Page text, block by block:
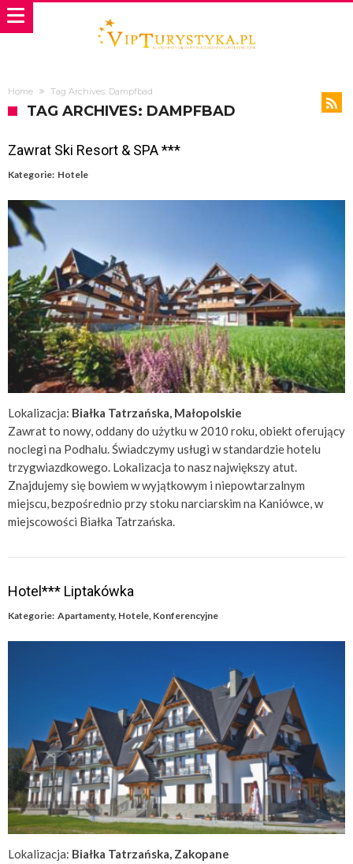
Home Tag Archives: Dampfbad
TAG ARCHIVES: DAMPFBAD
Zawrat Ski Resort & SPA ***
Kategorie: Hotele
Lokalizacja: Białka Tatrzańska, Małopolskie
Zawrat to nowy, oddany do użytku w 2010 roku, obiekt oferujący
noclegi na Podhalu. Świadczymy usługi w standardzie hotelu
trzygwiazdkowego. Lokalizacja to nasz największy atut.
Znajdujemy się bowiem w wyjątkowym i niepowtarzalnym
miejscu, bezpośrednio przy stoku narciarskim na Kaniówce, w
miejscowości Białka Tatrzańska.
Hotel*** Liptakówka
Kategorie: Apartamenty, Hotele, Konferencyjne
Lokalizacja: Białka Tatrzańska, Zakopane